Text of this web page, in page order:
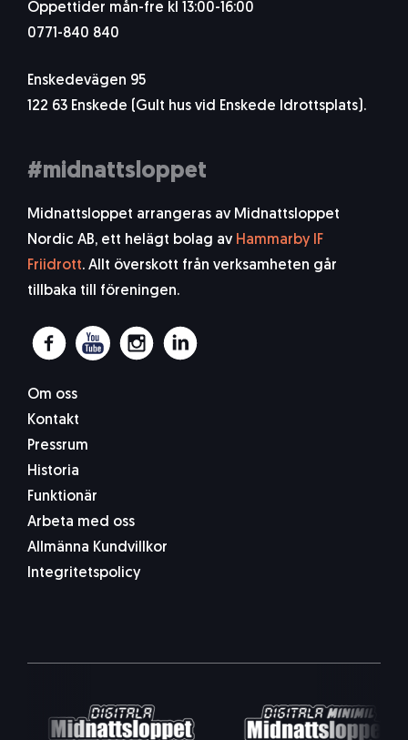
Öppettider mån-fre kl 13:00-16:00
0771-840 840
Enskedevägen 95
122 63 Enskede (Gult hus vid Enskede Idrottsplats).
#midnattsloppet
Midnattsloppet arrangeras av Midnattsloppet
Nordic AB, ett helägt bolag av Hammarby IF
Friidrott. Allt överskott från verksamheten går
tillbaka till föreningen.
Om oss
Kontakt
Pressrum
Historia
Funktionär
Arbeta med oss
Allmänna Kundvillkor
Integritetspolicy